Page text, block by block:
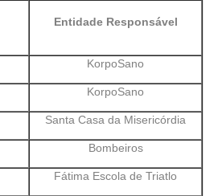
Entidade Responsável
KorpoSano
KorpoSano
Santa Casa da Misericórdia
Bombeiros
Fátima Escola de Triatlo